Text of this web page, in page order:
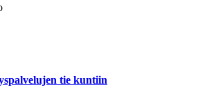
tie kuntiin